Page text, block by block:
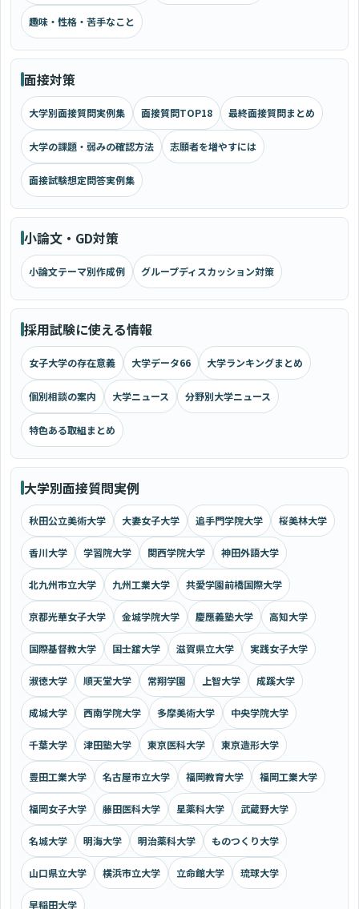
趣味・性格・苦手なこと
面接対策
大学別面接質問実例集 面接質問TOP18 最終面接質問まとめ
大学の課題・弱みの確認方法 志願者を増やすには
面接試験想定問答実例集
小論文・GD対策
小論文テーマ別作成例 グループディスカッション対策
採用試験に使える情報
女子大学の存在意義 大学データ66 大学ランキングまとめ
個別相談の案内 大学ニュース 分野別大学ニュース
特色ある取組まとめ
大学別面接質問実例
秋田公立美術大学 大妻女子大学 追手門学院大学 桜美林大学
香川大学 学習院大学 関西学院大学 神田外語大学
北九州市立大学 九州工業大学 共愛学園前橋国際大学
京都光華女子大学 金城学院大学 慶應義塾大学 高知大学
国際基督教大学 国士舘大学 滋賀県立大学 実践女子大学
淑徳大学 順天堂大学 常翔学園 上智大学 成蹊大学
成城大学 西南学院大学 多摩美術大学 中央学院大学
千葉大学 津田塾大学 東京医科大学 東京造形大学
豊田工業大学 名古屋市立大学 福岡教育大学 福岡工業大学
福岡女子大学 藤田医科大学 星薬科大学 武蔵野大学
名城大学 明海大学 明治薬科大学 ものつくり大学
山口県立大学 横浜市立大学 立命館大学 琉球大学
早稲田大学